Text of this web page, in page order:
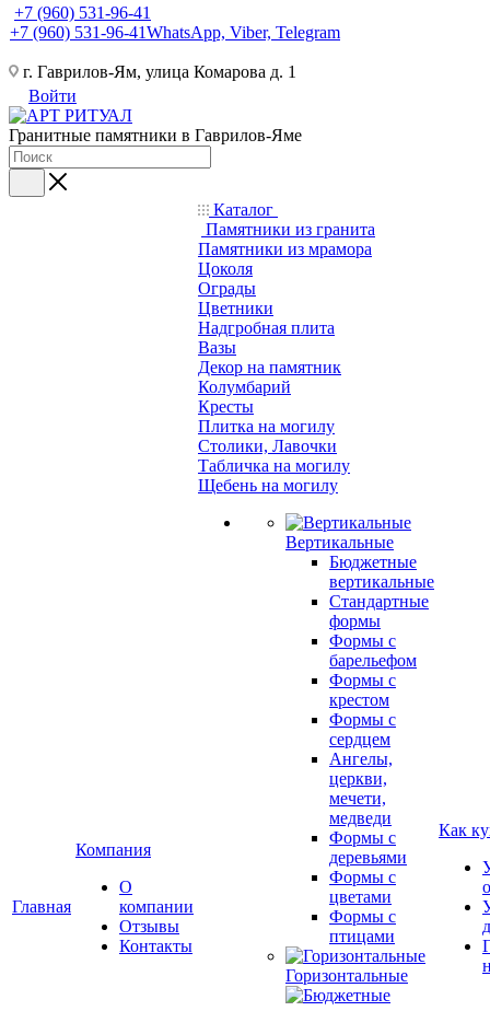
+7 (960) 531-96-41
+7 (960) 531-96-41WhatsApp, Viber, Telegram
г. Гаврилов-Ям, улица Комарова д. 1
Войти
Гранитные памятники в Гаврилов-Яме
Главная
Компания
О
компании
Отзывы
Контакты
Каталог
Памятники из гранита
Памятники из мрамора
Цоколя
Ограды
Цветники
Надгробная плита
Вазы
Декор на памятник
Колумбарий
Кресты
Плитка на могилу
Столики, Лавочки
Табличка на могилу
Щебень на могилу
Вертикальные
Бюджетные
вертикальные
Стандартные
формы
Формы с
барельефом
Формы с
крестом
Формы с
сердцем
Ангелы,
церкви,
мечети,
медведи
Формы с
деревьями
Формы с
цветами
Формы с
птицами
Горизонтальные
Как